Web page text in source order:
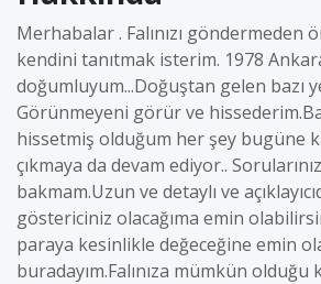
Merhabalar . Falınızı göndermeden
kendini tanıtmak isterim. 1978
doğumluyum...Doğuştan gelen bazı
Görünmeyeni görür ve
hissetmiş olduğum her şey bugüne
çıkmaya da devam ediyor..
bakmam.Uzun ve detaylı ve
göstericiniz olacağıma emin
paraya kesinlikle değeceğine emin
buradayım.Falınıza mümkün olduğu